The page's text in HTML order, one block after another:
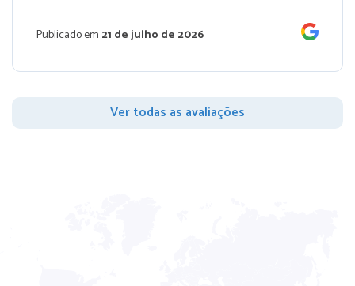
Publicado em 21 de julho de 2026
Ver todas as avaliações